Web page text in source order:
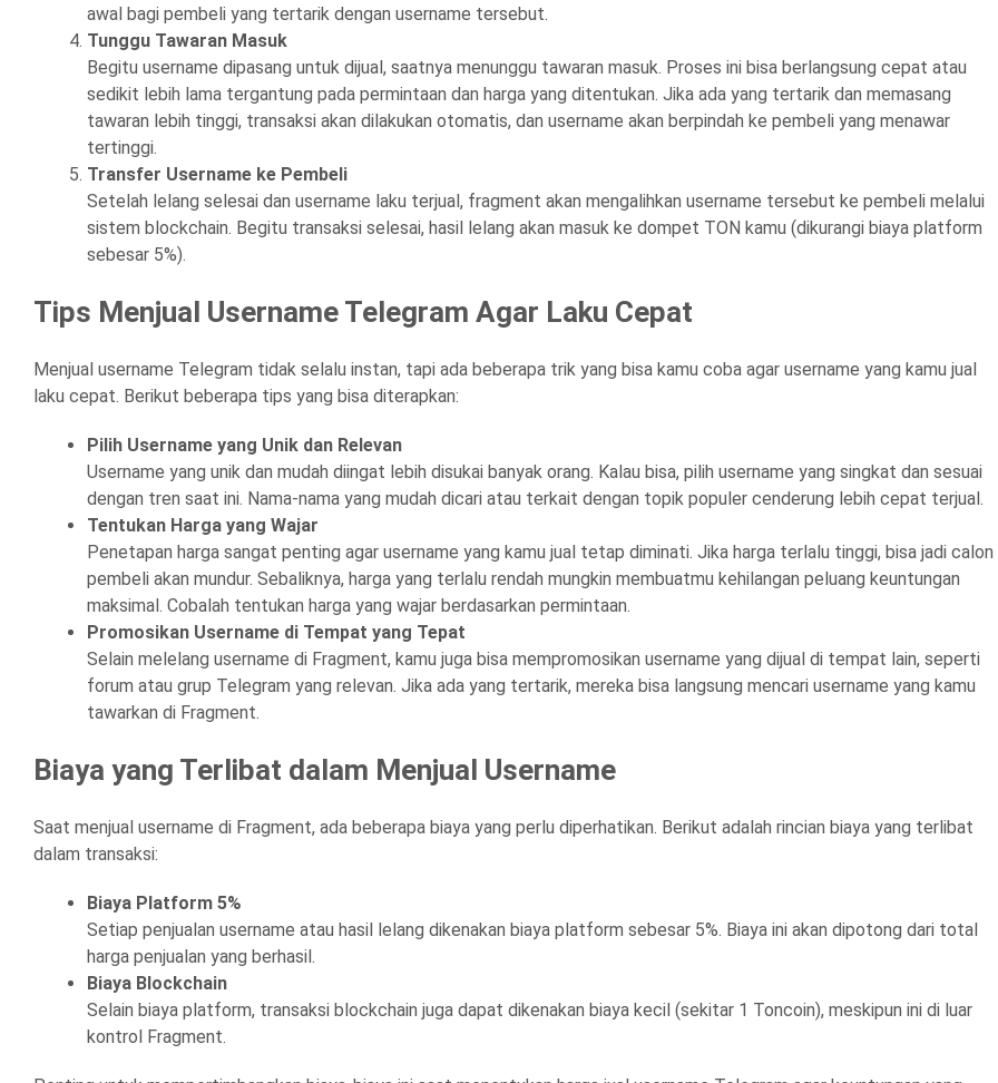
awal bagi pembeli yang tertarik dengan username tersebut.
Tunggu Tawaran Masuk
Begitu username dipasang untuk dijual, saatnya menunggu tawaran masuk. Proses ini bisa berlangsung cepat atau
sedikit lebih lama tergantung pada permintaan dan harga yang ditentukan. Jika ada yang tertarik dan memasang
tawaran lebih tinggi, transaksi akan dilakukan otomatis, dan username akan berpindah ke pembeli yang menawar
tertinggi.
Transfer Username ke Pembeli
Setelah lelang selesai dan username laku terjual, fragment akan mengalihkan username tersebut ke pembeli melalui
sistem blockchain. Begitu transaksi selesai, hasil lelang akan masuk ke dompet TON kamu (dikurangi biaya platform
sebesar 5%).
Tips Menjual Username Telegram Agar Laku Cepat
Menjual username Telegram tidak selalu instan, tapi ada beberapa trik yang bisa kamu coba agar username yang kamu jual
laku cepat. Berikut beberapa tips yang bisa diterapkan:
Pilih Username yang Unik dan Relevan
Username yang unik dan mudah diingat lebih disukai banyak orang. Kalau bisa, pilih username yang singkat dan sesuai
dengan tren saat ini. Nama-nama yang mudah dicari atau terkait dengan topik populer cenderung lebih cepat terjual.
Tentukan Harga yang Wajar
Penetapan harga sangat penting agar username yang kamu jual tetap diminati. Jika harga terlalu tinggi, bisa jadi calon
pembeli akan mundur. Sebaliknya, harga yang terlalu rendah mungkin membuatmu kehilangan peluang keuntungan
maksimal. Cobalah tentukan harga yang wajar berdasarkan permintaan.
Promosikan Username di Tempat yang Tepat
Selain melelang username di Fragment, kamu juga bisa mempromosikan username yang dijual di tempat lain, seperti
forum atau grup Telegram yang relevan. Jika ada yang tertarik, mereka bisa langsung mencari username yang kamu
tawarkan di Fragment.
Biaya yang Terlibat dalam Menjual Username
Saat menjual username di Fragment, ada beberapa biaya yang perlu diperhatikan. Berikut adalah rincian biaya yang terlibat
dalam transaksi:
Biaya Platform 5%
Setiap penjualan username atau hasil lelang dikenakan biaya platform sebesar 5%. Biaya ini akan dipotong dari total
harga penjualan yang berhasil.
Biaya Blockchain
Selain biaya platform, transaksi blockchain juga dapat dikenakan biaya kecil (sekitar 1 Toncoin), meskipun ini di luar
kontrol Fragment.